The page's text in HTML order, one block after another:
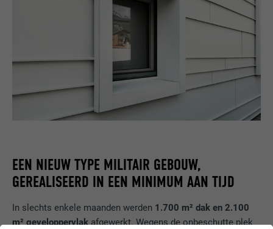
EEN NIEUW TYPE MILITAIR GEBOUW,
GEREALISEERD IN EEN MINIMUM AAN TIJD
In slechts enkele maanden werden 1.700 m² dak en 2.100
m² geveloppervlakafgewerkt. Wegens de onbeschutte plek